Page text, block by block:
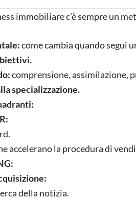
immobiliare c’è sempre un
come cambia quando segui
comprensione, assimilazione,
specializzazione.
accelerano la procedura di
della notizia.